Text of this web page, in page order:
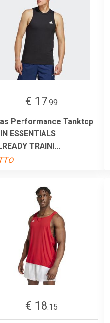
€ 17.99
Performance Tanktop
ESSENTIALS
TRAINI...
€ 18.15